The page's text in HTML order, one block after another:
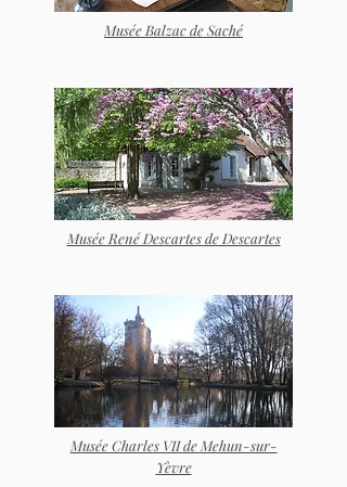
Musée Balzac de Saché
Musée René Descartes de Descartes
Musée Charles VII de Mehun-sur-
Yèvre